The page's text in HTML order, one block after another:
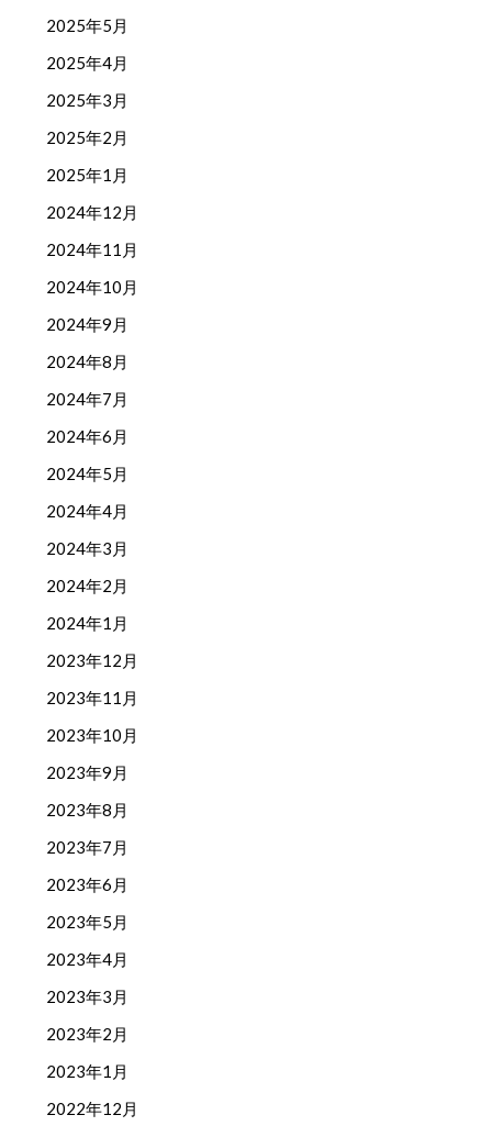
2025年5月
2025年4月
2025年3月
2025年2月
2025年1月
2024年12月
2024年11月
2024年10月
2024年9月
2024年8月
2024年7月
2024年6月
2024年5月
2024年4月
2024年3月
2024年2月
2024年1月
2023年12月
2023年11月
2023年10月
2023年9月
2023年8月
2023年7月
2023年6月
2023年5月
2023年4月
2023年3月
2023年2月
2023年1月
2022年12月